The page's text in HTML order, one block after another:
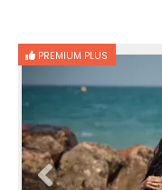
PREMIUM PLUS